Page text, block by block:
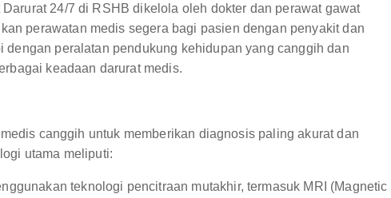
Darurat 24/7 di RSHB dikelola oleh dokter dan perawat gawat
perawatan medis segera bagi pasien dengan penyakit dan
peralatan pendukung kehidupan yang canggih dan
keadaan darurat medis.
canggih untuk memberikan diagnosis paling akurat dan
utama meliputi:
teknologi pencitraan mutakhir, termasuk MRI (Magnetic